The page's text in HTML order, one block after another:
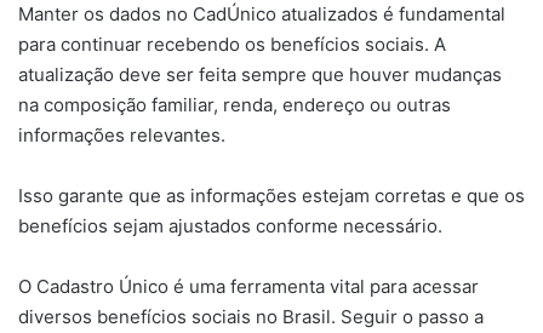
Manter os dados no CadÚnico atualizados é fundamental
para continuar recebendo os benefícios sociais. A
atualização deve ser feita sempre que houver mudanças
na composição familiar, renda, endereço ou outras
informações relevantes.
Isso garante que as informações estejam corretas e que os
benefícios sejam ajustados conforme necessário.
O Cadastro Único é uma ferramenta vital para acessar
diversos benefícios sociais no Brasil. Seguir o passo a